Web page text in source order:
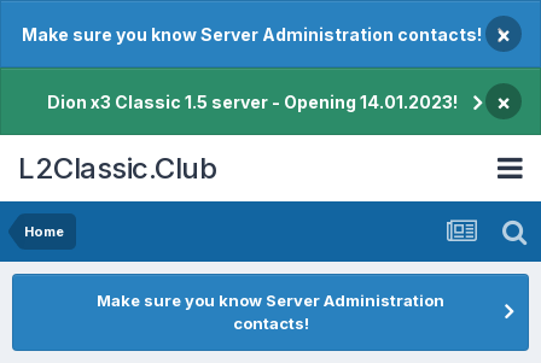
Make sure you know Server Administration contacts! ×
Dion x3 Classic 1.5 server - Opening 14.01.2023! ×
L2Classic.Club
Home
Make sure you know Server Administration
contacts!